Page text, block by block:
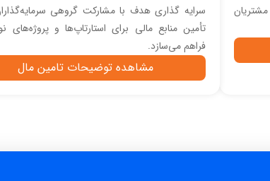
سرایه گذاری هدف با مشارکت گروهی
تأمین منابع مالی برای استارتاپ‌ها و پروژه‌های
فراهم می‌سازد.
مشاهده توضیحات تامین مال